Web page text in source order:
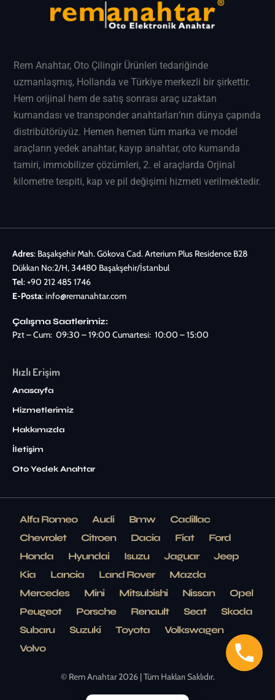
Rem Anahtar, Oto Çilingir Ürünleri tedariğinde
uzmanlaşmış, Hollanda ve Türkiye merkezli bir şirkettir.
Hem orijinal hem de satış sonrası araç uzaktan
kumandası ve transponder anahtarları’nın dünya çapında
distribütörüyüz. Hemen hemen tüm marka ve model
araçların yedek anahtar, kayıp anahtar, oto kumanda
tamiri, immobilizer çözümleri, 2. el araçlarda Orjinal
kilometre tespiti, kap ve pil değişimi hizmeti verilmektedir.
Adres: Başakşehir Mah. Gökova Cad. Arterium Plus Residence B28
Dükkan No:2/H, 34480 Başakşehir/İstanbul
Tel:+90 212 485 1746
E-Posta:info@remanahtar.com
Çalışma Saatlerimiz:
Pzt – Cum: 09:30 – 19:00 Cumartesi: 10:00 – 15:00
Hızlı Erişim
Anasayfa
Hizmetlerimiz
Hakkımızda
İletişim
Oto Yedek Anahtar
Alfa Romeo Audi Bmw
Cadillac
Chevrolet
Citroen Dacia Fiat
Ford
Honda
Hyundai Isuzu Jaguar
Jeep
Kia
Lancia Land Rover
Mazda
Mercedes
Mini Mitsubishi Nissan
Opel
Peugeot
Porsche Renault Seat
Skoda
Subaru
Suzuki Toyota
Volkswagen
Volvo
© Rem Anahtar 2026 | Tüm Hakları Saklıdır.